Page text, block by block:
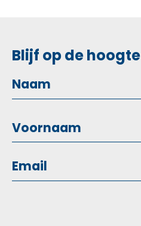
Blijf op de hoogte